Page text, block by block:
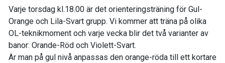
Varje torsdag kl.18.00 är det orienteringsträning för Gul-
Orange och Lila-Svart grupp. Vi kommer att träna på olika
OL-teknikmoment och varje vecka blir det två varianter av
banor: Orande-Röd och Violett-Svart.
Är man på gul nivå anpassas den orange-röda till ett kortare